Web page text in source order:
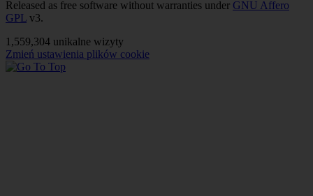
Released as free software without warranties under GNU Affero
GPL v3.
1,559,304 unikalne wizyty
Zmień ustawienia plików cookie